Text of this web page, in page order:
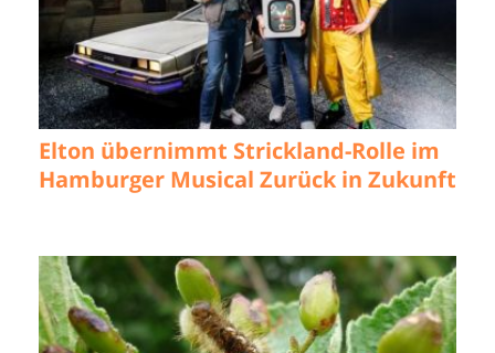
Elton übernimmt Strickland-Rolle im
Hamburger Musical Zurück in Zukunft